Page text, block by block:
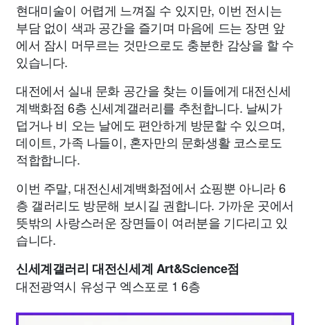
현대미술이 어렵게 느껴질 수 있지만, 이번 전시는
부담 없이 색과 공간을 즐기며 마음에 드는 장면 앞
에서 잠시 머무르는 것만으로도 충분한 감상을 할 수
있습니다.
대전에서 실내 문화 공간을 찾는 이들에게 대전신세
계백화점 6층 신세계갤러리를 추천합니다. 날씨가
덥거나 비 오는 날에도 편안하게 방문할 수 있으며,
데이트, 가족 나들이, 혼자만의 문화생활 코스로도
적합합니다.
이번 주말, 대전신세계백화점에서 쇼핑뿐 아니라 6
층 갤러리도 방문해 보시길 권합니다. 가까운 곳에서
뜻밖의 사랑스러운 장면들이 여러분을 기다리고 있
습니다.
신세계갤러리 대전신세계 Art&Science점
대전광역시 유성구 엑스포로 1 6층